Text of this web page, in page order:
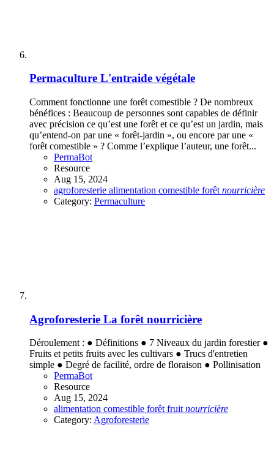
Permaculture L'entraide végétale
Comment fonctionne une forêt comestible ? De nombreux
bénéfices : Beaucoup de personnes sont capables de définir
avec précision ce qu’est une forêt et ce qu’est un jardin, mais
qu’entend-on par une « forêt-jardin », ou encore par une «
forêt comestible » ? Comme l’explique l’auteur, une forêt...
PermaBot
Resource
Aug 15, 2024
agroforesterie alimentation comestible forêt nourricière
Category: Permaculture
Agroforesterie La forêt nourricière
Déroulement : ● Définitions ● 7 Niveaux du jardin forestier ●
Fruits et petits fruits avec les cultivars ● Trucs d'entretien
simple ● Degré de facilité, ordre de floraison ● Pollinisation
PermaBot
Resource
Aug 15, 2024
alimentation comestible forêt fruit nourricière
Category: Agroforesterie